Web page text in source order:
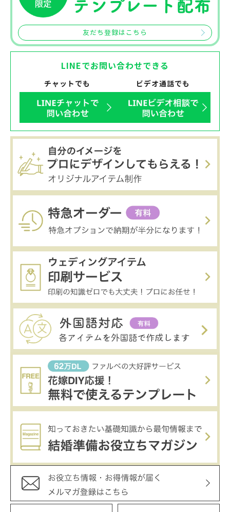
友だち登録はこちら
LINEでお問い合わせできる
チャットでも ビデオ通話でも